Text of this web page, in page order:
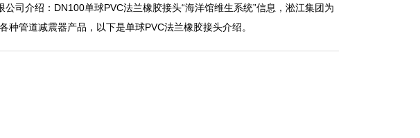
公司介绍：DN100单球PVC法兰橡胶接头“海洋馆维生系统”信息，淞江集团为
种管道减震器产品，以下是单球PVC法兰橡胶接头介绍。